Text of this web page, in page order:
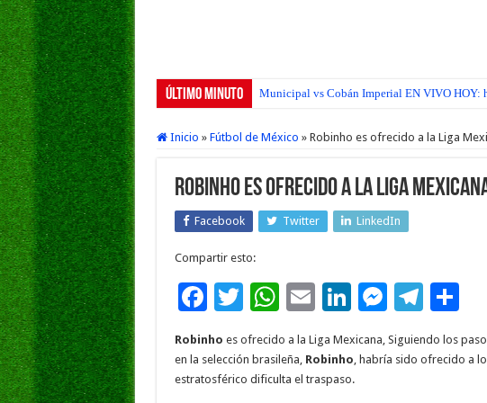
Último Minuto Municipal vs Cobán Imperial EN VIVO HOY:
Inicio » Fútbol de México » Robinho es ofrecido a la Liga
Robinho es ofrecido a la Liga
Facebook Twitter LinkedIn
Compartir esto:
F
ac
e
b
T
wi
tt
er
W
at
sA
E
m
ai
l
Li
n
k
e
M
es
se
T
el
e
C
m
Robinho es ofrecido a la Liga Mexicana, Siguiendo los
en la selección brasileña, Robinho, habría sido ofrecido a
estratosférico dificulta el traspaso.